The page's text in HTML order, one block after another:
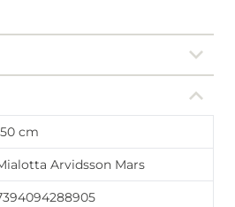
cm
Arvidsson Mars